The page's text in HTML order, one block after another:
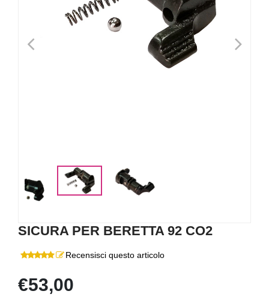
< >
SICURA PER BERETTA 92 CO2
Recensisci questo articolo
€53,00